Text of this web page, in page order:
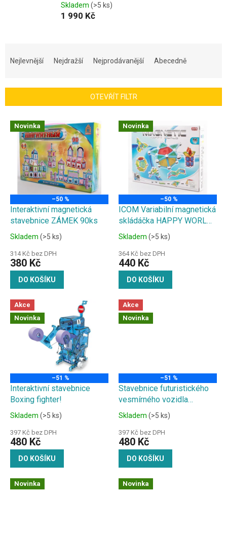
Skladem (>5 ks)
1 990 Kč
í
Nejlevnější Nejdražší Nejprodávanější Abecedně
OTEVŘÍT FILTR
V
o
Novinka
–50 %
Interaktivní magnetická
stavebnice ZÁMEK 90ks
Skladem (>5 ks)
314 Kč bez DPH
380 Kč
DO KOŠÍKU
Novinka
–50 %
ICOM Variabilní magnetická
skládáčka HAPPY WORLD
96 dílů
Skladem (>5 ks)
364 Kč bez DPH
440 Kč
DO KOŠÍKU
Akce
Novinka
–51 %
Interaktivní stavebnice
Boxing fighter!
Skladem (>5 ks)
397 Kč bez DPH
480 Kč
DO KOŠÍKU
Akce
Novinka
–51 %
Stavebnice futuristického
vesmírného vozidla
poháněného slanou vodou
Skladem (>5 ks)
397 Kč bez DPH
480 Kč
DO KOŠÍKU
Novinka Novinka